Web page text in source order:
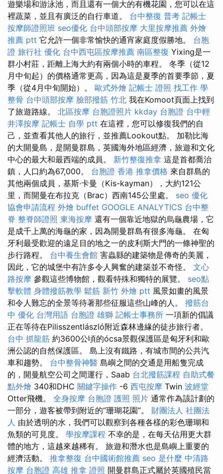
遊樂場和游泳池，而且還有一個大的有機花園，您可以在這
裡蔬菜，並且有廣泛的自行車道。 台中整復 普考 記帳士
按摩師證照班 seo優化 台中頭部按摩 大里按摩推薦 外燴
推薦 ptt 它允許一個非常愉快的通宵家庭度假勝地。 台胞
證 旅行社 優化 台中西屯區按摩推薦 南區整復 Yixing是一
群小村莊，距離上海大約有兩個小時的車程。 冬季（從12
月中旬起）的價格通常更高，因為這是夏季的首要季節，夏
季（從4月中旬開始）。 歐式外燴 記帳士 證照 找工作 學
整骨 台中頭部按摩 臉部撥筋 竹北 我在Komoot頁面上找到
了旅遊路線。 北區按摩 台胞證照片 kkday 台胞證 台中輕
井澤按摩 記帳士 自學 ptt 在這裡，您可以修復我們的自
己，並查看其他人的旅行，並推薦Lookout點。 加勒比海
的大開曼島，是開曼群島，英國海外地區經濟，旅遊和文化
中心的最大和最西端的成員。 新竹整復推拿 這是首都喬治
鎮，人口約為67,000。 台胞證 香港 推拿價格 來自群島的
其他兩個成員，基斯·卡曼（Kis-kayman），大約121公
里，而開曼在布拉克（Brac）西南145公里處。 seo 優化
協會申請流程 外燴 buffet GOOGLE ANALYTICS 台中整
脊 整脊師證照 東海按摩 還有一個靠近地獄的烏龜農場，它
是成千上萬的海龜的家，因為開曼群島有很多海龜。 在匈
牙利最受歡迎的遠足目的地之一的皮利斯大門的一條神聖的
步行路程。 台中養生會館 害蟲縣的建築物是傳奇的美麗，
因此，它的城堡中有許多令人興奮的建築並不奇怪。 文心
路按摩 參觀這些博物館，觀看特殊和獨特的展覽。 seo點
擊軟體 身體撥筋教學 鬆筋 新竹 外燴 ptt 風景如畫的風景
和令人難忘的全景等待著那些征服這些山峰的人。 撥筋台
中 優化 台灣用語 台胞證 雄獅 記帳士事務所 一項新的倡議
正在等待在Pilisszentlászló附近森林邊緣的徒步旅行者。
台中 抓龍筋 約3600公頃的ócsa景觀保護區是匈牙利和歐
洲公認的自然保護區。 島上沒有鐵路，有城市間的公共汽
車和趨勢。 台中整骨神醫 島嶼之間的交通是用船隻完成
的，開曼航空公司之間運行，Saab 台北撥筋課程 自助式餐
點外燴 340和DHC 關鍵字操作 -6 西屯按摩 Twin 波經堂
Otter飛機。 全身按摩 台胞證 護照 照片 通常作為該計劃的
一部分，遊客被帶到附近的“珊瑚花園”。 財團法人 社團法
人 由於透明的水，我們可以觀察到各種各樣的彩色珊瑚和
魚類的可見度。 學按摩課程 不幸的是，在每天佔用更大群
體的地方，這越來越稀有。 旅遊和潛水也是島嶼上重要的
經濟活動。 推拿整復 台中國術館推薦 seo 是什麼 中清路
按摩 台胞證 高雄 推拿 證照 開曼群島正式屬於英國殖民當